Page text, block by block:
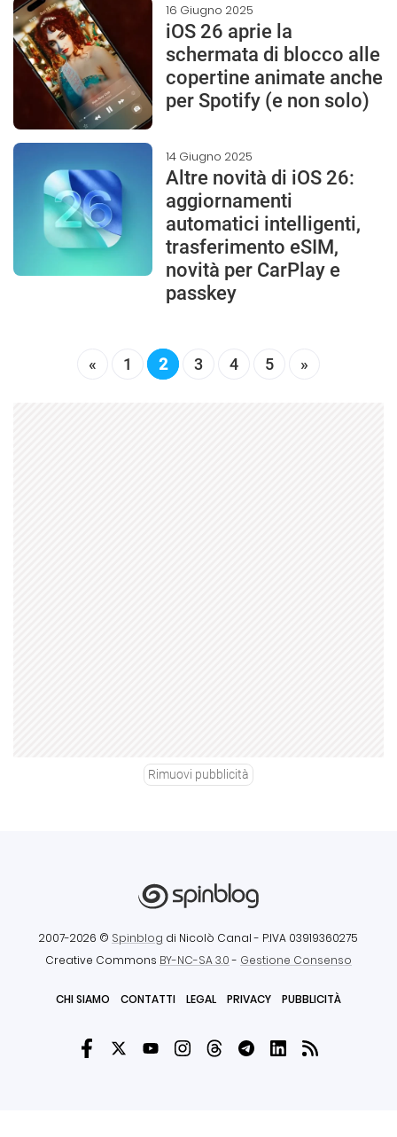
16 Giugno 2025
iOS 26 aprie la
schermata di blocco alle
copertine animate anche
per Spotify (e non solo)
14 Giugno 2025
Altre novità di iOS 26:
aggiornamenti
automatici intelligenti,
trasferimento eSIM,
novità per CarPlay e
passkey
« 1 2 3 4 5 »
Rimuovi pubblicità
2007-2026 © Spinblog di Nicolò Canal - P.IVA 03919360275
Creative Commons BY-NC-SA 3.0- Gestione Consenso
CHI SIAMO CONTATTI LEGAL PRIVACY PUBBLICITÀ